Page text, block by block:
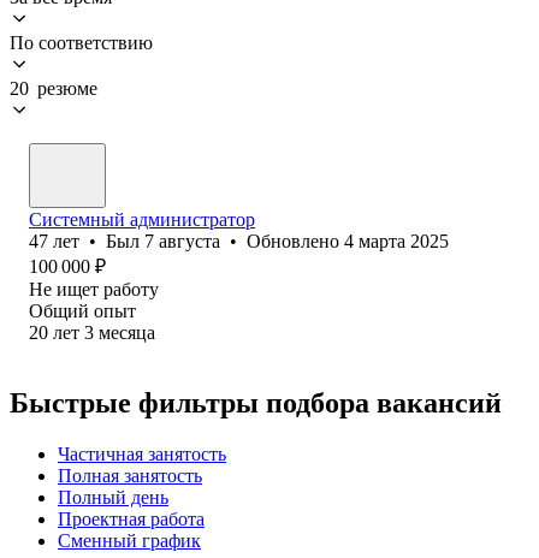
По соответствию
20 резюме
Системный администратор
47 лет • Был 7 августа • Обновлено 4 марта 2025
100 000 ₽
Не ищет работу
Общий опыт
20 лет 3 месяца
Быстрые фильтры подбора вакансий
Частичная занятость
Полная занятость
Полный день
Проектная работа
Сменный график